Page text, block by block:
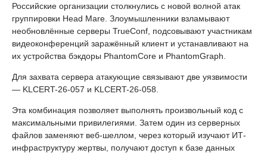
Российские организации столкнулись с новой волной атак
группировки Head Mare. Злоумышленники взламывают
необновлённые серверы TrueConf, подсовывают участникам
видеоконференций заражённый клиент и устанавливают на
их устройства бэкдоры PhantomCore и PhantomGraph.
Для захвата сервера атакующие связывают две уязвимости
— KLCERT-26-057 и KLCERT-26-058.
Эта комбинация позволяет выполнять произвольный код с
максимальными привилегиями. Затем один из серверных
файлов заменяют веб-шеллом, через который изучают ИТ-
инфраструктуру жертвы, получают доступ к базе данных